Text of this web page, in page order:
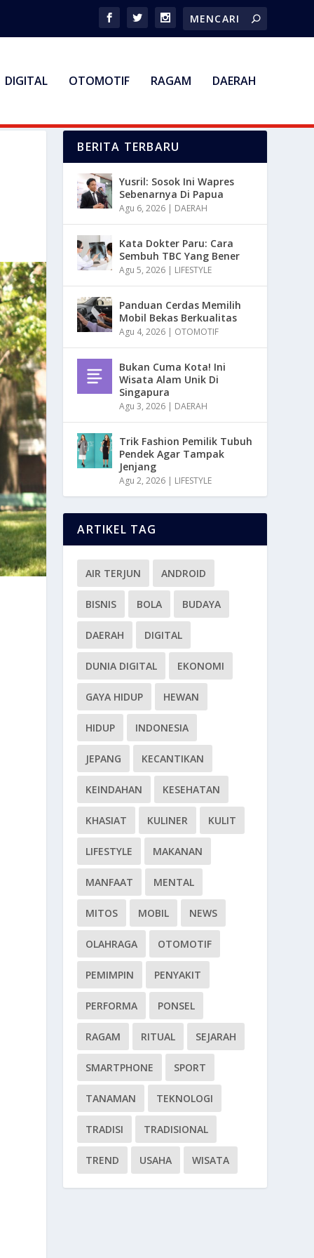
DIGITAL OTOMOTIF RAGAM DAERAH
BERITA TERBARU
Yusril: Sosok Ini Wapres
Sebenarnya Di Papua
Agu 6, 2026 | DAERAH
Kata Dokter Paru: Cara
Sembuh TBC Yang Bener
Agu 5, 2026 | LIFESTYLE
Panduan Cerdas Memilih
Mobil Bekas Berkualitas
Agu 4, 2026 | OTOMOTIF
Bukan Cuma Kota! Ini
Wisata Alam Unik Di
Singapura
Agu 3, 2026 | DAERAH
Trik Fashion Pemilik Tubuh
Pendek Agar Tampak
Jenjang
Agu 2, 2026 | LIFESTYLE
ARTIKEL TAG
AIR TERJUN ANDROID
BISNIS BOLA BUDAYA
DAERAH DIGITAL
DUNIA DIGITAL EKONOMI
GAYA HIDUP HEWAN
HIDUP INDONESIA
JEPANG KECANTIKAN
KEINDAHAN KESEHATAN
KHASIAT KULINER KULIT
LIFESTYLE MAKANAN
MANFAAT MENTAL
MITOS MOBIL NEWS
OLAHRAGA OTOMOTIF
PEMIMPIN PENYAKIT
PERFORMA PONSEL
RAGAM RITUAL SEJARAH
SMARTPHONE SPORT
TANAMAN TEKNOLOGI
TRADISI TRADISIONAL
TREND USAHA WISATA